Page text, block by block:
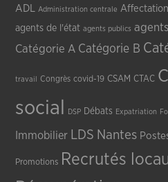
ADL Administration centrale
agents de l'état agents publics
Catégorie A Catégorie B
travail Congrès covid-19 CSAM CTAC
social
DSP Débats Expatriation
Immobilier LDS Nantes
Promotions Recrutés